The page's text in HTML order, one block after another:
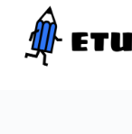
contenu